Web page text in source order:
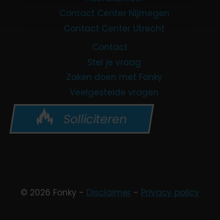
Contact Center Nijmegen
Contact Center Utrecht
Contact
Stel je vraag
Zaken doen met Fonky
Veelgestelde vragen
Solliciteren
© 2026 Fonky - Disclaimer - Privacy policy